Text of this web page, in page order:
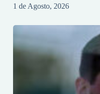
1 de Agosto, 2026